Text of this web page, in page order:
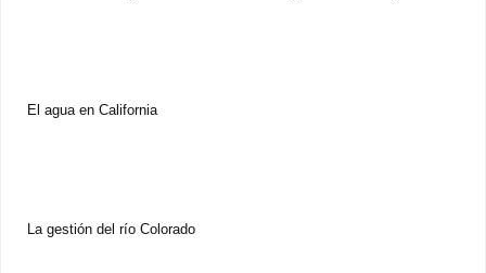
El agua en California
La gestión del río Colorado